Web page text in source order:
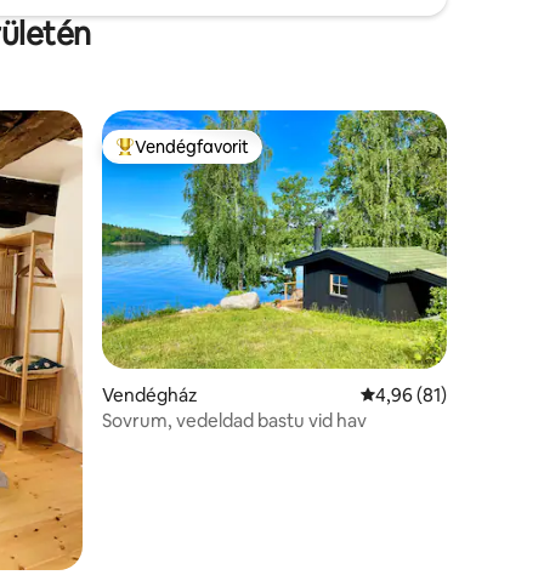
Kiemelt vendégfavorit
Vendégfavorit
Vendégház Átlagos értékelés: 5/
4,96 (81)
Sovrum, vedeldad bastu vid hav